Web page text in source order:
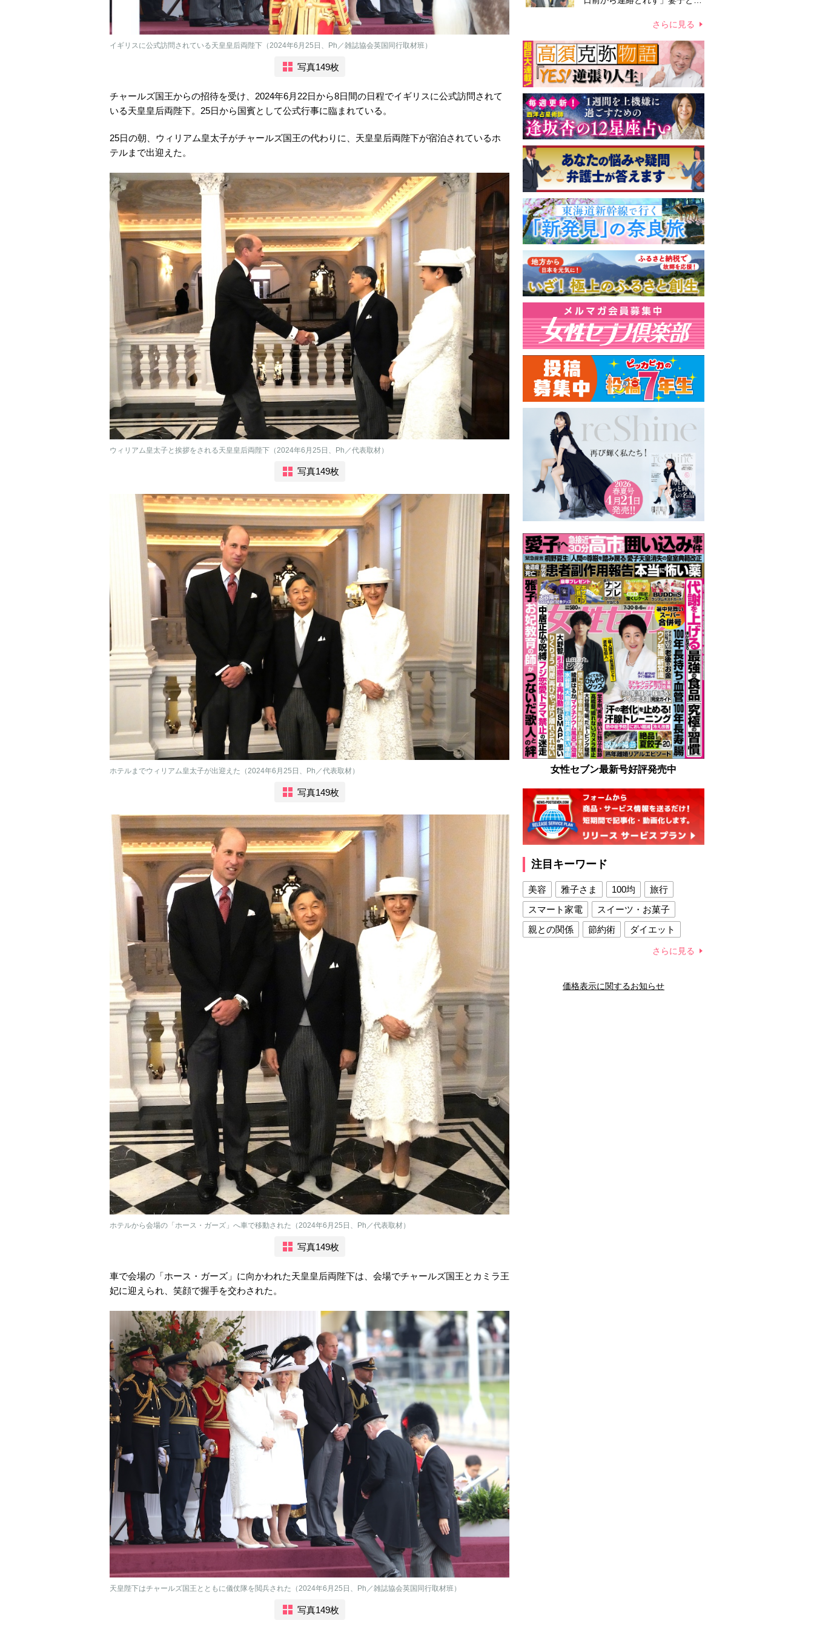
イギリスに公式訪問されている天皇皇后両陛下（2024年6月25日、Ph／雑誌協会英国同行取材班）
写真149枚
チャールズ国王からの招待を受け、2024年6月22日から8日間の日程でイギリスに公式訪問されて
いる天皇皇后両陛下。25日から国賓として公式行事に臨まれている。
25日の朝、ウィリアム皇太子がチャールズ国王の代わりに、天皇皇后両陛下が宿泊されているホ
テルまで出迎えた。
ウィリアム皇太子と挨拶をされる天皇皇后両陛下（2024年6月25日、Ph／代表取材）
写真149枚
ホテルまでウィリアム皇太子が出迎えた（2024年6月25日、Ph／代表取材）
写真149枚
ホテルから会場の「ホース・ガーズ」へ車で移動された（2024年6月25日、Ph／代表取材）
写真149枚
車で会場の「ホース・ガーズ」に向かわれた天皇皇后両陛下は、会場でチャールズ国王とカミラ王
妃に迎えられ、笑顔で握手を交わされた。
天皇陛下はチャールズ国王とともに儀仗隊を閲兵された（2024年6月25日、Ph／雑誌協会英国同行取材班）
写真149枚
さらに見る
女性セブン最新号好評発売中
注目キーワード
美容 雅子さま 100均
旅行
スマート家電
スイーツ・お菓子
親との関係
節約術
ダイエット
夫との関係
新津春子 どか食い
さらに見る
価格表示に関するお知らせ